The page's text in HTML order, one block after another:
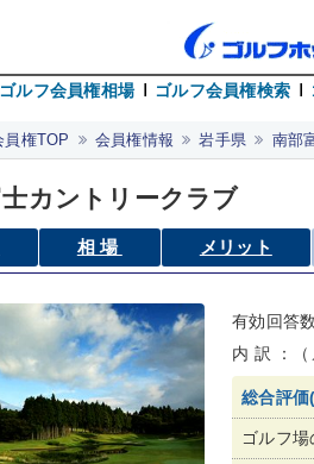
ルフ会員権相場 ゴルフ会員権検索
員権TOP 会員権情報 岩手県 南部
カントリークラブ
相場 メリット
有効回答数
内 訳 ：
総合評価
ゴルフ